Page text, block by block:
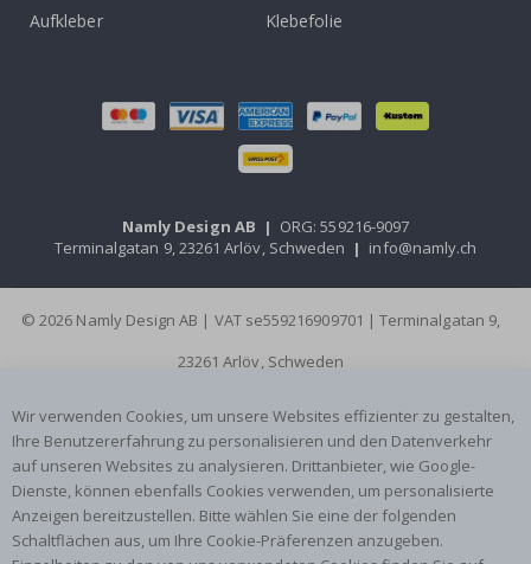
Aufkleber
Klebefolie
Namly Design AB | ORG: 559216-9097
Terminalgatan 9, 23261 Arlöv, Schweden | info@namly.ch
© 2026 Namly Design AB | VAT se559216909701 | Terminalgatan 9,
23261 Arlöv, Schweden
Wir verwenden Cookies, um unsere Websites effizienter zu gestalten,
Ihre Benutzererfahrung zu personalisieren und den Datenverkehr
auf unseren Websites zu analysieren. Drittanbieter, wie Google-
Dienste, können ebenfalls Cookies verwenden, um personalisierte
Anzeigen bereitzustellen. Bitte wählen Sie eine der folgenden
Schaltflächen aus, um Ihre Cookie-Präferenzen anzugeben.